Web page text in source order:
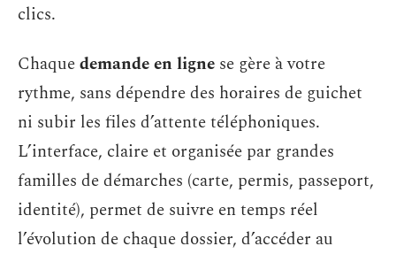
clics.
Chaquedemande en ligne se gère à votre
rythme, sans dépendre des horaires de guichet
ni subir les files d’attente téléphoniques.
L’interface, claire et organisée par grandes
familles de démarches (carte, permis, passeport,
identité), permet de suivre en temps réel
l’évolution de chaque dossier, d’accéder au